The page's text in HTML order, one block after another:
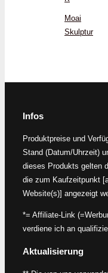
Moai
Skulptur
Infos
Produktpreise und
Stand (Datum/Uhrzeit)
dieses Produkts gelten
die zum Kaufzeitpunkt
Website(s)] angezeigt
*= Affiliate-Link
verdiene ich an
Aktualisierung